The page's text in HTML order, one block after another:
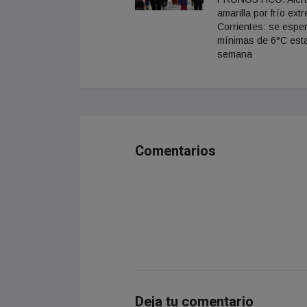
amarilla por frío
Corrientes: se
mínimas de 6°C
semana
Comentarios
Deja tu comentario